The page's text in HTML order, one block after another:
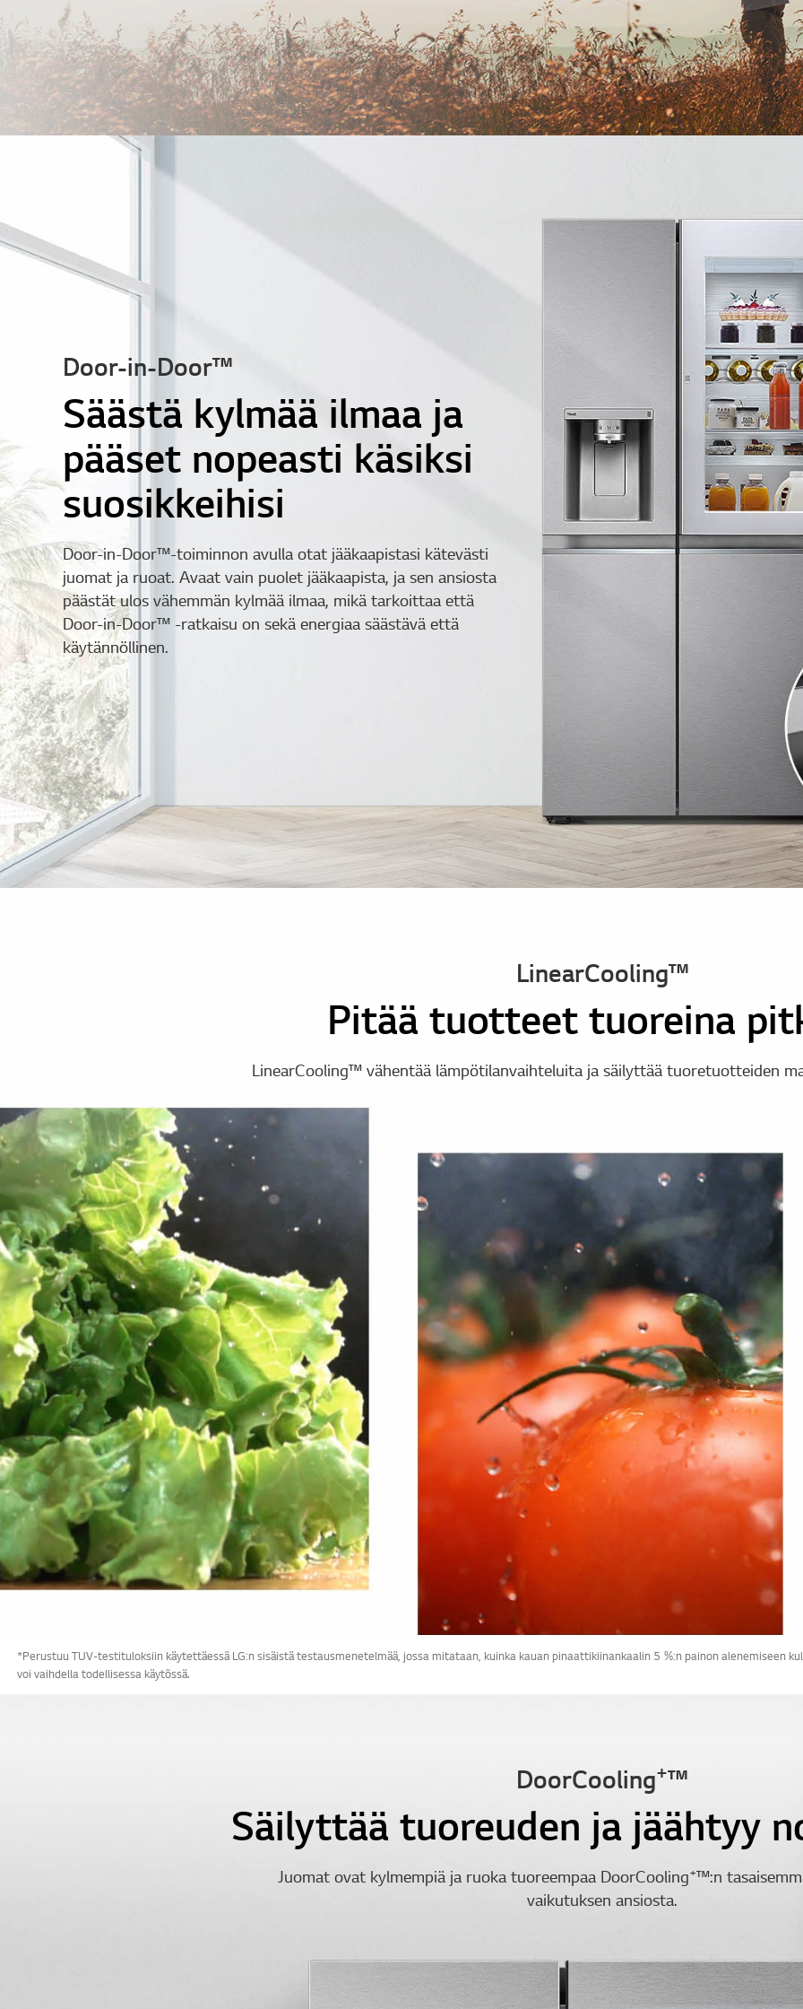
Door-in-Door™
Säästä kylmää ilmaa ja
pääset nopeasti käsiksi
suosikkeihisi
Door-in-Door™-toiminnon avulla otat jääkaapistasi kätevästi
juomat ja ruoat. Avaat vain puolet jääkaapista, ja sen ansiosta
päästät ulos vähemmän kylmää ilmaa, mikä tarkoittaa että
Door-in-Door™ -ratkaisu on sekä energiaa säästävä että
käytännöllinen.
LinearCooling™
Pitää tuotteet tuoreina
LinearCooling™ vähentää lämpötilanvaihteluita ja säilyttää tuoretuotteiden
*Perustuu TUV-testituloksiin käytettäessä LG:n sisäistä testausmenetelmää, jossa mitataan, kuinka kauan pinaattikiinankaalin 5 %:n painon alenemiseen
voi vaihdella todellisessa käytössä.
DoorCooling+™
Säilyttää tuoreuden ja jäähtyy
Juomat ovat kylmempiä ja ruoka tuoreempaa DoorCooling+™:n
vaikutuksen ansiosta.